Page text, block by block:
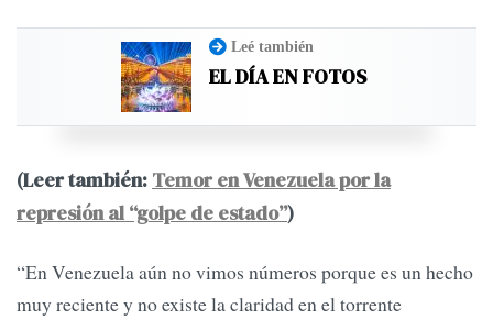
Leé también
EL DÍA EN FOTOS
(Leer también: Temor en Venezuela por la
represión al “golpe de estado”)
“En Venezuela aún no vimos números porque es un hecho
muy reciente y no existe la claridad en el torrente